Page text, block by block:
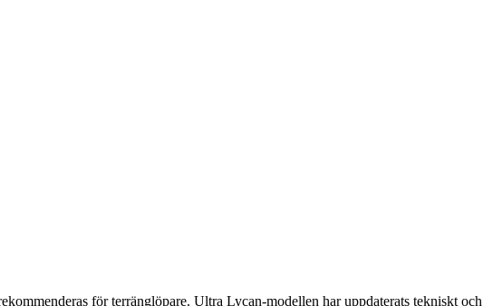
för terränglöpare. Ultra Lycan-modellen har uppdaterats tekniskt och